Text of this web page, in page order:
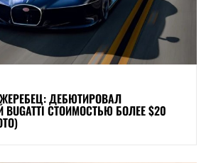
ДЕБЮТИРОВАЛ
СТОИМОСТЬЮ БОЛЕЕ $20